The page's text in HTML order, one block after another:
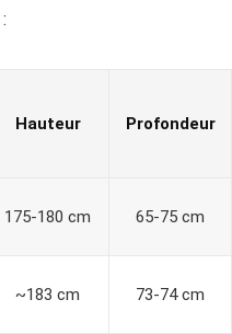
:
Hauteur Profondeur
175-180 cm 65-75 cm
~183 cm 73-74 cm